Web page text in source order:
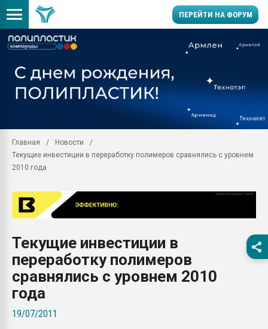
ПЕРЕЙТИ НА ФОРУМ
умельцы изготовили
Продажа готового
производство SPC
29.07.2026 ФРП помог
Помощь в подборе
Вакуум-формовочные
Подмосковье, Москва
28.07.2026
первый план в
пластмасс
Главная
Новости
Текущие инвестиции в переработку полимеров сравнялись с уровнем
2010 года
Текущие инвестиции в
переработку полимеров
сравнялись с уровнем 2010
года
19/07/2011